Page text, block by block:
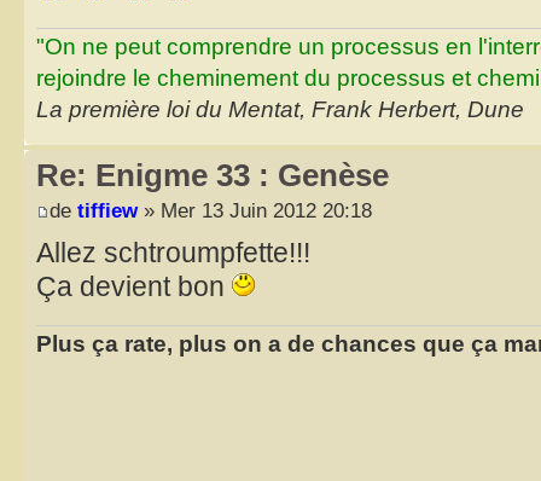
"On ne peut comprendre un processus en
rejoindre le cheminement du processus et
La première loi du Mentat, Frank Herbert, Dune
Re: Enigme 33 : Genèse
de tiffiew» Mer 13 Juin 2012 20:18
Allez schtroumpfette!!!
Ça devient bon
Plus ça rate, plus on a de chances que ça